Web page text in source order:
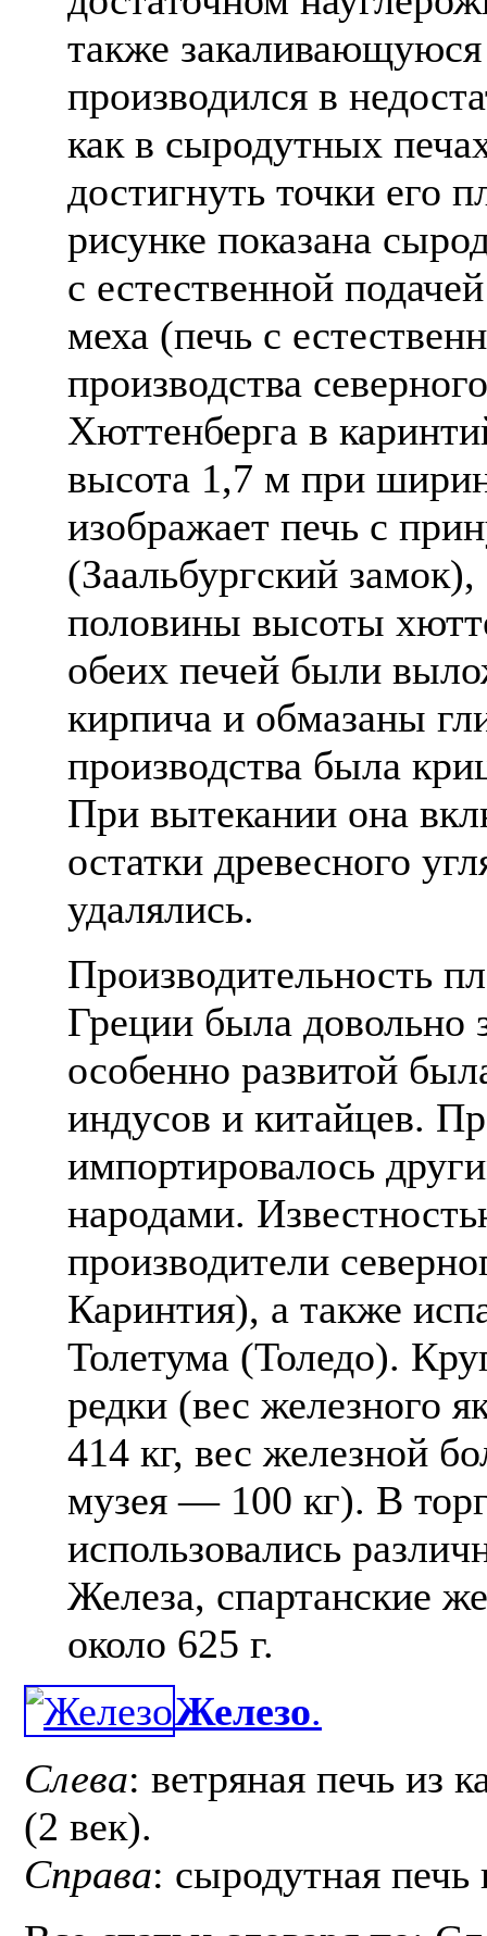
также
производился в
как в сыродутных
достигнуть точки его
рисунке показана
с естественной
меха (печь с
производства
Хюттенберга в
высота 1,7 м при
изображает печь с
(Заальбургский
половины высоты
обеих печей были
кирпича и обмазаны
производства была
При вытекании она
остатки древесного
удалялись.
Производительность
Греции была довольно
особенно развитой
индусов и китайцев.
импортировалось
народами.
производители
Каринтия), а также
Толетума (Толедо).
редки (вес железного
414 кг, вес железной
музея — 100 кг). В
использовались
Железа, спартанские
около 625 г.
Железо.
Слева: ветряная печь из
(2 век).
Справа: сыродутная печь